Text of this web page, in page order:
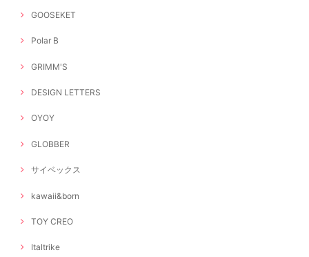
GOOSEKET
Polar B
GRIMM'S
DESIGN LETTERS
OYOY
GLOBBER
サイベックス
kawaii&born
TOY CREO
Italtrike